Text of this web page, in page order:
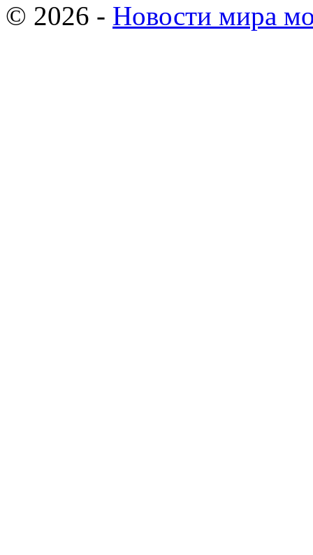
© 2026 - Новости мира